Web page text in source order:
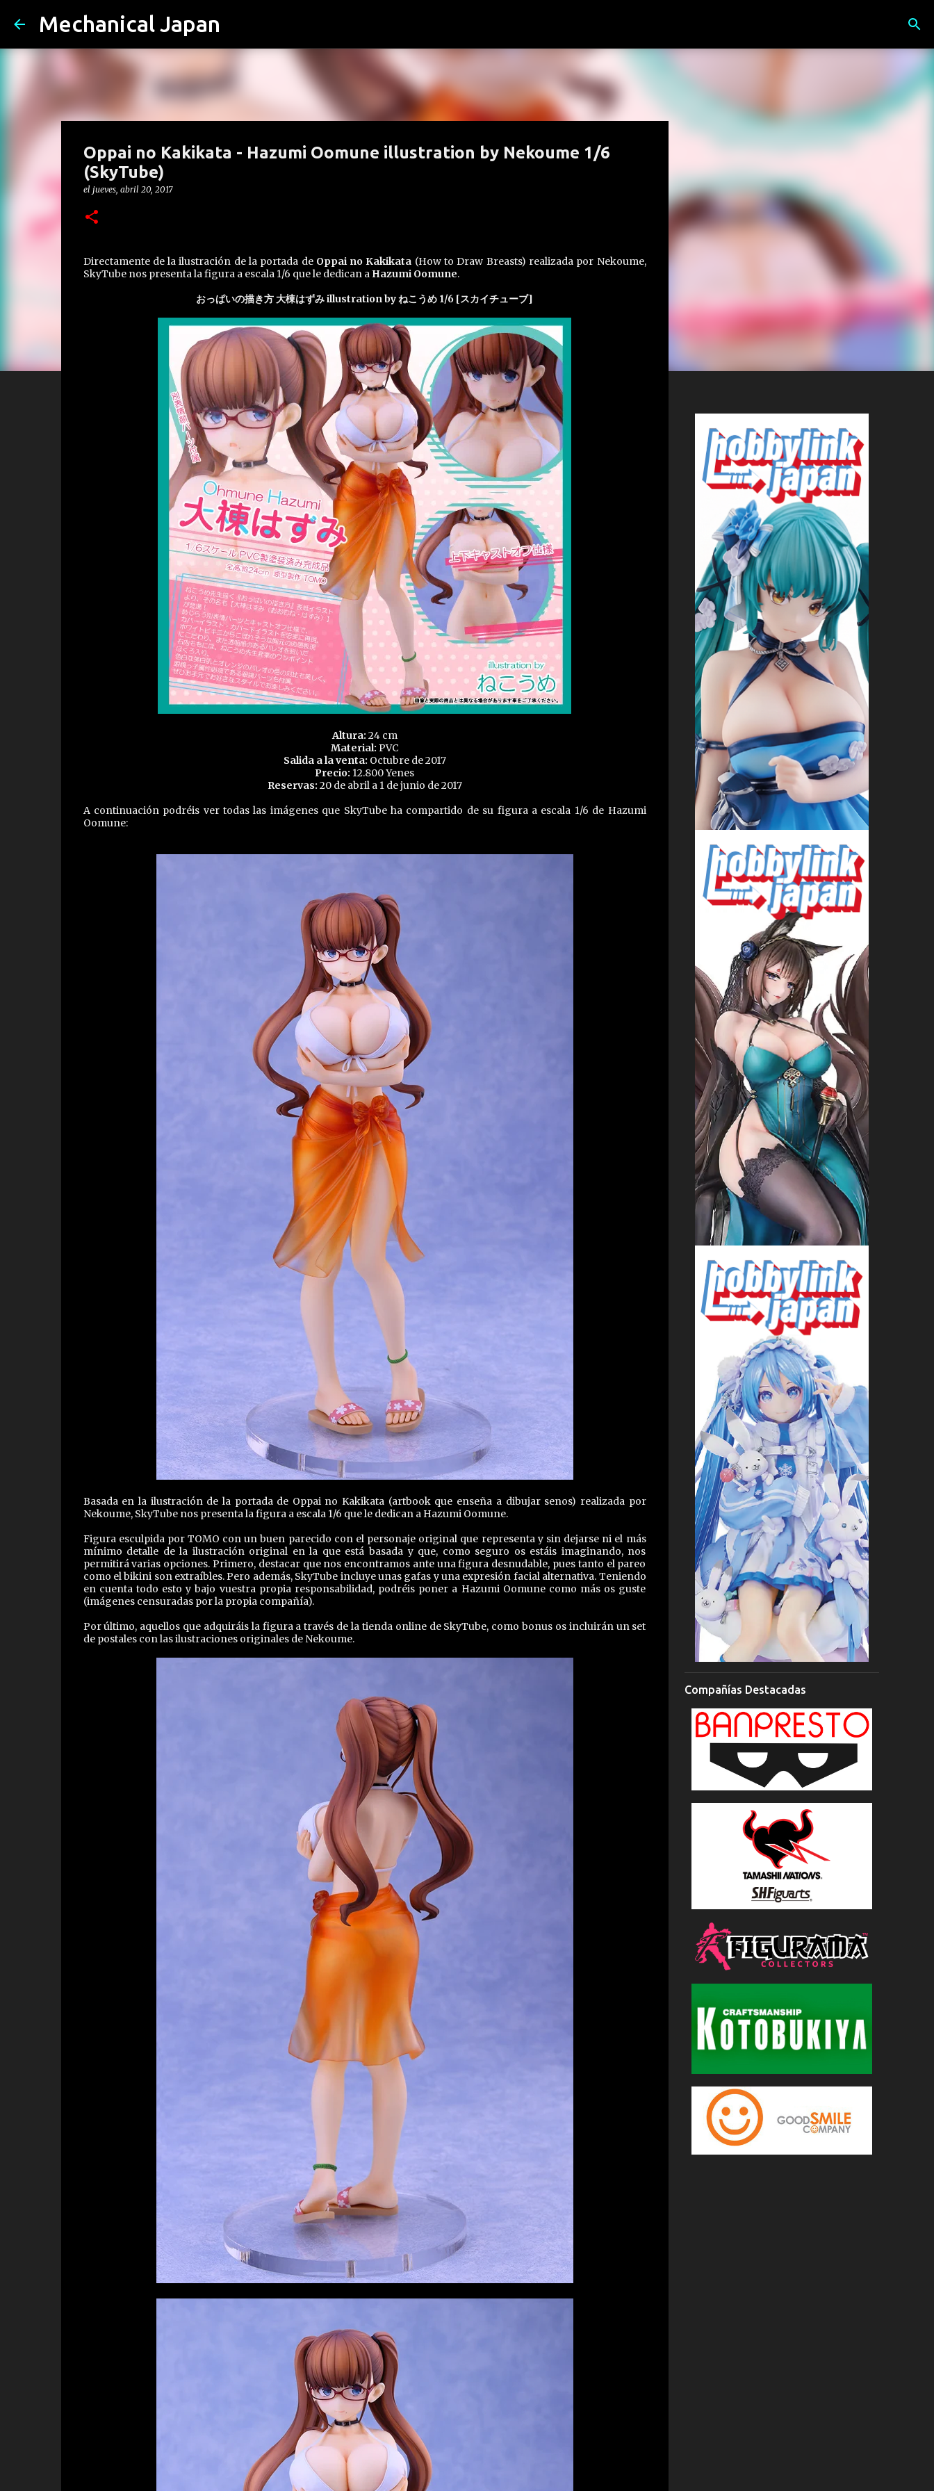
Mechanical Japan
Oppai no Kakikata - Hazumi Oomune illustration by Nekoume 1/6
(SkyTube)
el jueves, abril 20, 2017
Directamente de la ilustración de la portada de Oppai no Kakikata (How to Draw Breasts) realizada por Nekoume,
SkyTube nos presenta la figura a escala 1/6 que le dedican a Hazumi Oomune.
おっぱいの描き方 大棟はずみ illustration by ねこうめ 1/6 [スカイチューブ]
Altura: 24 cm
Material: PVC
Salida a la venta: Octubre de 2017
Precio: 12.800 Yenes
Reservas: 20 de abril a 1 de junio de 2017
A continuación podréis ver todas las imágenes que SkyTube ha compartido de su figura a escala 1/6 de Hazumi
Oomune:
Basada en la ilustración de la portada de Oppai no Kakikata (artbook que enseña a dibujar senos) realizada por
Nekoume, SkyTube nos presenta la figura a escala 1/6 que le dedican a Hazumi Oomune.
Figura esculpida por TOMO con un buen parecido con el personaje original que representa y sin dejarse ni el más
mínimo detalle de la ilustración original en la que está basada y que, como seguro os estáis imaginando, nos
permitirá varias opciones. Primero, destacar que nos encontramos ante una figura desnudable, pues tanto el pareo
como el bikini son extraíbles. Pero además, SkyTube incluye unas gafas y una expresión facial alternativa. Teniendo
en cuenta todo esto y bajo vuestra propia responsabilidad, podréis poner a Hazumi Oomune como más os guste
(imágenes censuradas por la propia compañía).
Por último, aquellos que adquiráis la figura a través de la tienda online de SkyTube, como bonus os incluirán un set
de postales con las ilustraciones originales de Nekoume.
Compañías Destacadas